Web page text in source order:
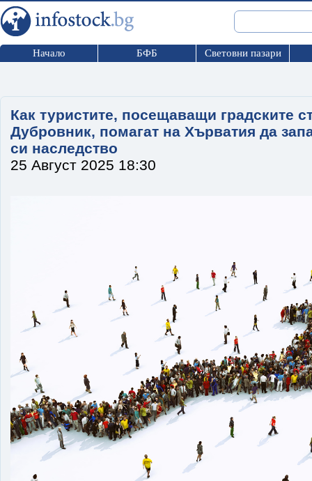
Начало БФБ Световни пазари
Как туристите, посещаващи градските
Дубровник, помагат на Хърватия да
си наследство
25 Август 2025 18:30